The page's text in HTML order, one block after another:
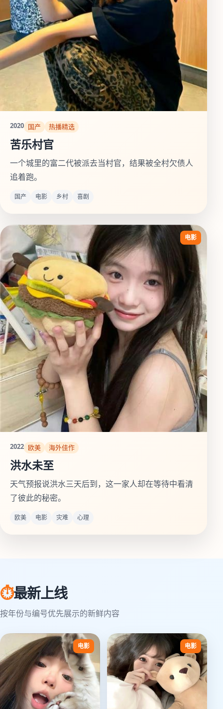
2020 国产 热播精选
苦乐村官
一个城里的富二代被派去当村官，结果被全村欠债人
追着跑。
国产 电影 乡村 喜剧
电影
2022 欧美 海外佳作
洪水未至
天气预报说洪水三天后到，这一家人却在等待中看清
了彼此的秘密。
欧美 电影 灾难 心理
⏱最新上线
按年份与编号优先展示的新鲜内容
电影 电影